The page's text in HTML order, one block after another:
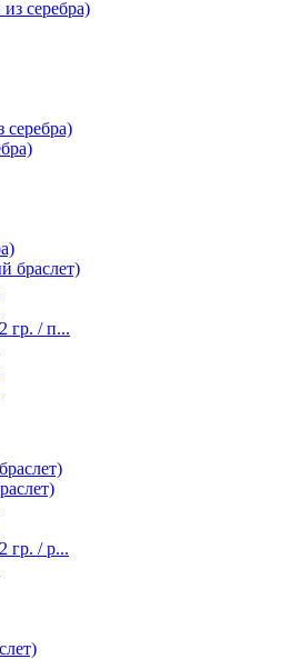
серебра)
гр. / п...
гр. / р...